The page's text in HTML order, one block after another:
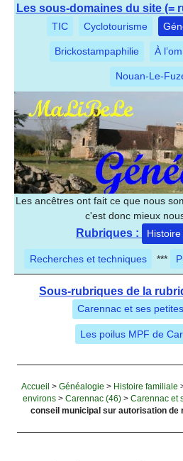
Les sous-domaines du site (=
TIC Cyclotourisme
Brickostampaphilie À
Nouan-Le-
Les ancêtres ont fait ce que nous
c'est donc mieux
Rubriques :
Recherches et techniques ***
Sous-rubriques de la
Carennac et ses
Les poilus MPF de
Accueil > Généalogie > Histoire familiale
environs> Carennac (46)> Carennac et
conseil municipal sur autorisation de